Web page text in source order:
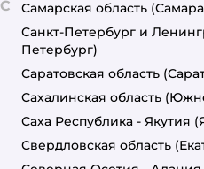
С Самарская область
Санкт-Петербург и
Петербург)
Саратовская область
Сахалинская область
Саха Республика - Якутия
Свердловская область